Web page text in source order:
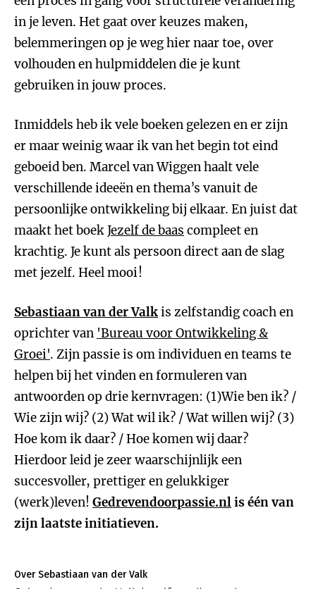
in je leven. Het gaat over keuzes maken,
belemmeringen op je weg hier naar toe, over
volhouden en hulpmiddelen die je kunt
gebruiken in jouw proces.
Inmiddels heb ik vele boeken gelezen en er zijn
er maar weinig waar ik van het begin tot eind
geboeid ben. Marcel van Wiggen haalt vele
verschillende ideeën en thema’s vanuit de
persoonlijke ontwikkeling bij elkaar. En juist dat
maakt het boekJezelf de baas compleet en
krachtig. Je kunt als persoon direct aan de slag
met jezelf. Heel mooi!
Sebastiaan van der Valkis zelfstandig coach en
oprichter van 'Bureau voor Ontwikkeling &
Groei'. Zijn passie is om individuen en teams te
helpen bij het vinden en formuleren van
antwoorden op drie kernvragen: (1)Wie ben ik? /
Wie zijn wij? (2) Wat wil ik? / Wat willen wij? (3)
Hoe kom ik daar? / Hoe komen wij daar?
Hierdoor leid je zeer waarschijnlijk een
succesvoller, prettiger en gelukkiger
(werk)leven! Gedrevendoorpassie.nlis één van
zijn laatste initiatieven.
Over Sebastiaan van der Valk